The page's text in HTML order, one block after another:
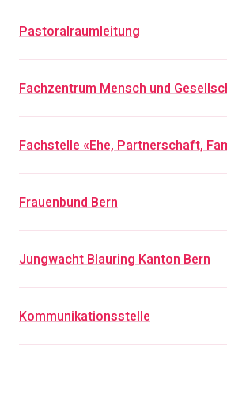
Pastoralraumleitung
Fachzentrum Mensch und
Fachstelle «Ehe, Partnerschaft,
Frauenbund Bern
Jungwacht Blauring Kanton Bern
Kommunikationsstelle